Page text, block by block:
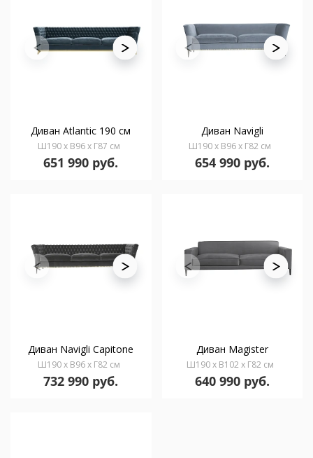
Диван Atlantic 190 см
Ш190 x В96 x Г87 см
651 990 руб.
Диван Navigli
Ш190 x В96 x Г82 см
654 990 руб.
Диван Navigli Capitone
Ш190 x В96 x Г82 см
732 990 руб.
Диван Magister
Ш190 x В102 x Г82 см
640 990 руб.